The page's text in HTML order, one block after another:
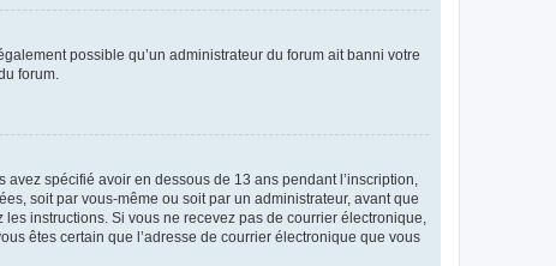
possible qu’un administrateur du forum ait banni votre
forum.
spécifié avoir en dessous de 13 ans pendant l’inscription,
soit par vous-même ou soit par un administrateur, avant que
instructions. Si vous ne recevez pas de courrier électronique,
êtes certain que l’adresse de courrier électronique que vous